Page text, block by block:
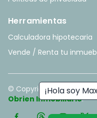
¡Hola soy
Herramientas
Calculadora hipotecaria
Vende / Renta tu
© Copyright2026. All
Obrien Inmobiliario.